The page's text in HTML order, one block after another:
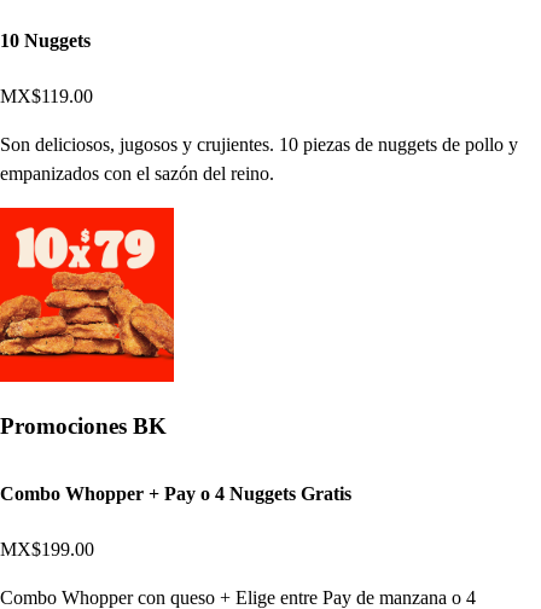
10 Nuggets
MX$119.00
Son deliciosos, jugosos y crujientes. 10 piezas de nuggets de pollo y
empanizados con el sazón del reino.
Promociones BK
Combo Whopper + Pay o 4 Nuggets Gratis
MX$199.00
Combo Whopper con queso + Elige entre Pay de manzana o 4